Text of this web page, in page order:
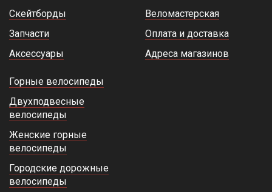
Скейтборды
Запчасти
Аксессуары
Веломастерская
Оплата и доставка
Адреса магазинов
Горные велосипеды
Двухподвесные
велосипеды
Женские горные
велосипеды
Городские дорожные
велосипеды